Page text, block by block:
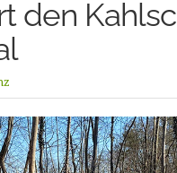
den